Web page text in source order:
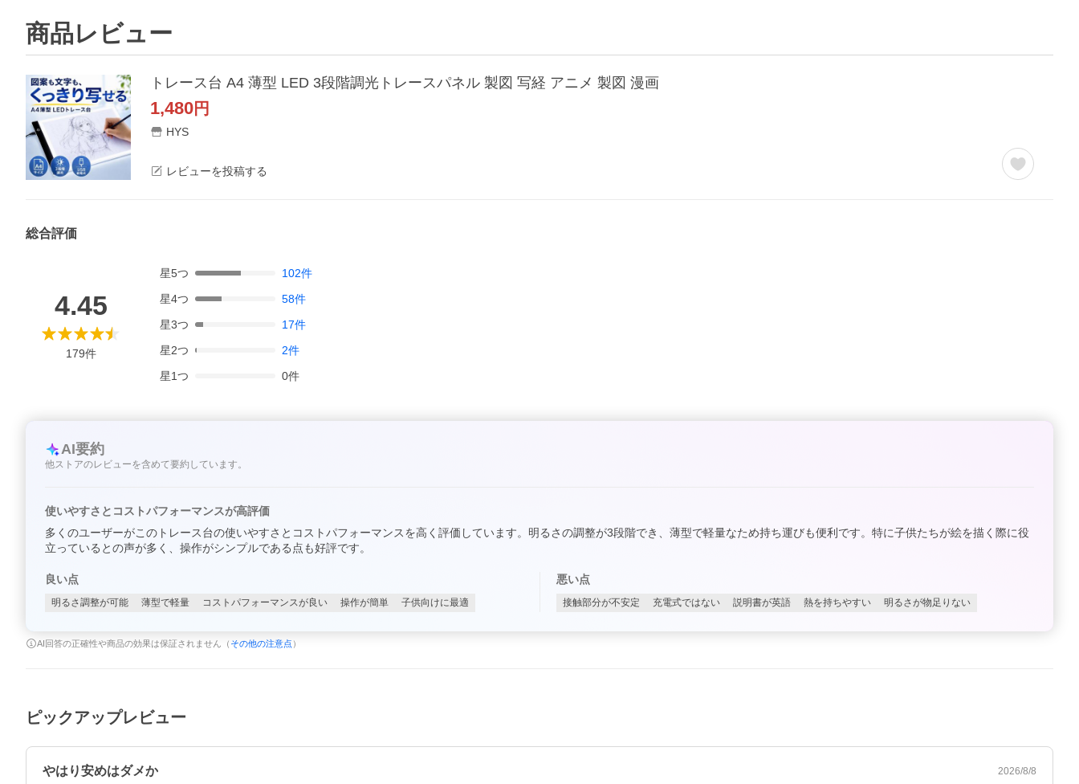
商品レビュー
トレース台 A4 薄型 LED 3段階調光トレースパネル 製図 写経 アニメ 製図 漫画
1,480円
HYS
レビューを投稿する
総合評価
4.45
179件
星5つ 102件
星4つ 58件
星3つ 17件
星2つ 2件
星1つ 0件
AI要約
他ストアのレビューを含めて要約しています。
使いやすさとコストパフォーマンスが高評価
多くのユーザーがこのトレース台の使いやすさとコストパフォーマンスを高く評価しています。明るさの調整が3段階でき、薄型で軽量なため持ち運びも便利です。特に子供たちが絵を描く際に役
立っているとの声が多く、操作がシンプルである点も好評です。
良い点
明るさ調整が可能 薄型で軽量 コストパフォーマンスが良い 操作が簡単 子供向けに最適
悪い点
接触部分が不安定 充電式ではない 説明書が英語 熱を持ちやすい 明るさが物足りない
AI回答の正確性や商品の効果は保証されません（ その他の注意点 ）
ピックアップレビュー
やはり安めはダメか 2026/8/8